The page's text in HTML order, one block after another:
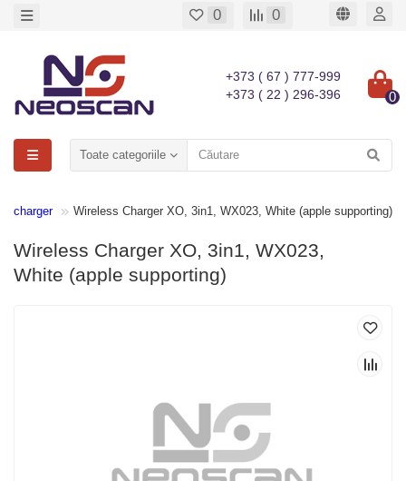
0 0
+373 ( 67 ) 777-999
+373 ( 22 ) 296-396
0
Toate categoriile
charger Wireless Charger XO, 3in1, WX023, White (apple supporting)
Wireless Charger XO, 3in1, WX023,
White (apple supporting)